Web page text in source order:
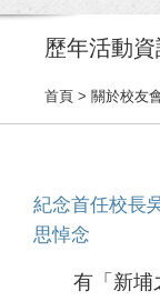
歷年活動
首頁 > 關於校友
紀念首任校長
思悼念
有「新埔之